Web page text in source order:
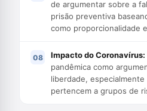
de argumentar sobre a
prisão preventiva
como proporcionalidade
Impacto do Coronavírus:
pandêmica como
liberdade,
pertencem a grupos de